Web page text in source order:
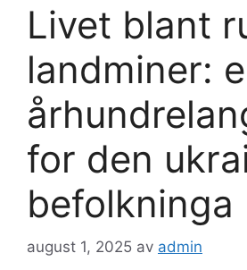
Livet blant
landminer:
for den
befolkninga
august 1, 2025 av admin